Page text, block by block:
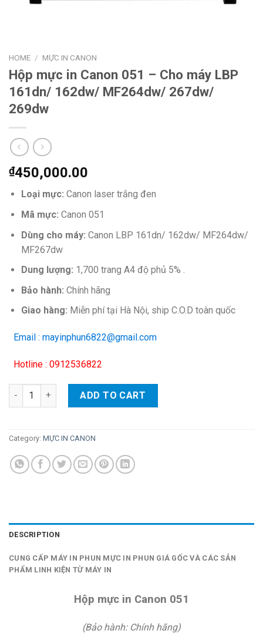
HOME / MỰC IN CANON
Hộp mực in Canon 051 – Cho máy LBP
161dn/ 162dw/ MF264dw/ 267dw/
269dw
₫450,000.00
Loại mực: Canon laser trắng đen
Mã mực: Canon 051
Dùng cho máy: Canon LBP 161dn/ 162dw/ MF264dw/
MF267dw
Dung lượng: 1,700 trang A4 độ phủ 5% .
Bảo hành: Chính hãng
Giao hàng: Miễn phí tại Hà Nội, ship C.O.D toàn quốc
Email : mayinphun6822@gmail.com
Hotline : 0912536822
Hộp mực in Canon 051 – Cho máy LBP 161dn/ 162dw/
ADD TO CART
Category: MỰC IN CANON
DESCRIPTION
CUNG CẤP MÁY IN PHUN MỰC IN PHUN GIÁ GỐC VÀ CÁC SẢN
PHẨM LINH KIỆN TỪ MÁY IN
Hộp mực in Canon 051
(Bảo hành: Chính hãng)